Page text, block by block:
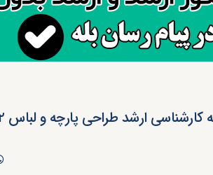
ارشد طراحی پارچه و لباس ۱۴۰۲